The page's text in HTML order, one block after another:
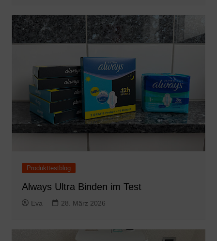
Produkttestblog
Always Ultra Binden im Test
Eva 28. März 2026